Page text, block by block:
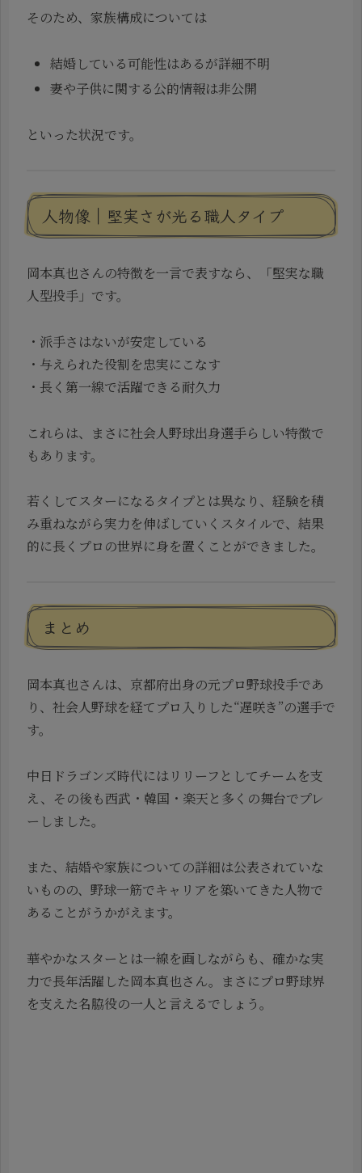
そのため、家族構成については
結婚している可能性はあるが詳細不明
妻や子供に関する公的情報は非公開
といった状況です。
人物像｜堅実さが光る職人タイプ
岡本真也さんの特徴を一言で表すなら、「堅実な職
人型投手」です。
・派手さはないが安定している
・与えられた役割を忠実にこなす
・長く第一線で活躍できる耐久力
これらは、まさに社会人野球出身選手らしい特徴で
もあります。
若くしてスターになるタイプとは異なり、経験を積
み重ねながら実力を伸ばしていくスタイルで、結果
的に長くプロの世界に身を置くことができました。
まとめ
岡本真也さんは、京都府出身の元プロ野球投手であ
り、社会人野球を経てプロ入りした“遅咲き”の選手で
す。
中日ドラゴンズ時代にはリリーフとしてチームを支
え、その後も西武・韓国・楽天と多くの舞台でプレ
ーしました。
また、結婚や家族についての詳細は公表されていな
いものの、野球一筋でキャリアを築いてきた人物で
あることがうかがえます。
華やかなスターとは一線を画しながらも、確かな実
力で長年活躍した岡本真也さん。まさにプロ野球界
を支えた名脇役の一人と言えるでしょう。